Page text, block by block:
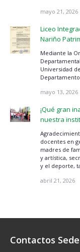
mayo 21, 2026
Liceo
Nariño
Mediante la
Universidad
Departamento
mayo 13, 2026
¡Qué gran
nuestra
docentes en
madres de
y artística,
y el deporte,
abril 21, 2026
Contactos